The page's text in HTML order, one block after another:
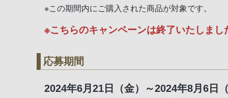
※この期間内にご購入された商品が対象です。
※こちらのキャンペーンは終了いたしまし
応募期間
2024年6月21日（金）～2024年8月6日